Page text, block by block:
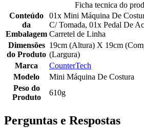
Ficha tecnica do
Conteúdo
da
Embalagem
01x Mini Máquina De
C/ Tomada, 01x Pedal De
Carretel de Linha
Dimensões
do Produto
19cm (Altura) X 19cm
(Largura)
Marca
CounterTech
Modelo
Mini Máquina De Costura
Peso do
Produto
610g
Perguntas e Respostas